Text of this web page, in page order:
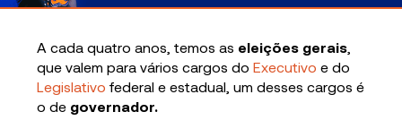
A cada quatro anos, temos as eleições gerais
que valem para vários cargos doExecutivo e do
Legislativo federal e estadual, um desses cargos é
o de governador.